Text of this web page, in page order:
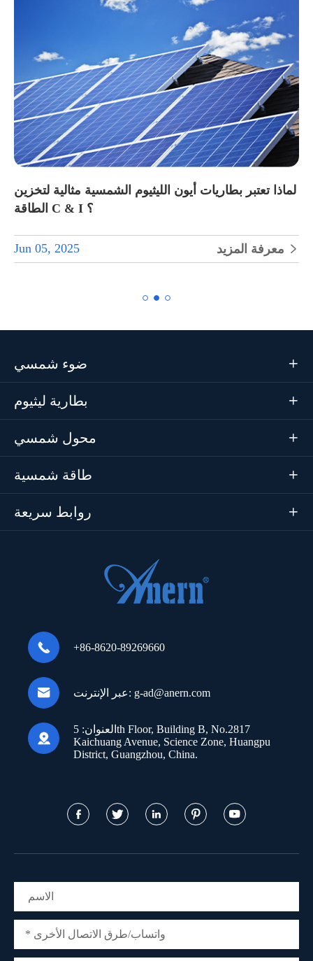
لماذا تعتبر بطاريات أيون الليثيوم الشمسية مثالية لتخزين
الطاقة C & I ؟
Jun 05, 2025 
ضوء شمسي 
بطارية ليثيوم 
محول شمسي 
طاقة شمسية 
روابط سريعة 
 +86-8620-89269660
 عبر الإنترنت: g-ad@anern.com

العنوان: 5th Floor, Building B, No.2817
Kaichuang Avenue, Science Zone, Huangpu
District, Guangzhou, China.
    